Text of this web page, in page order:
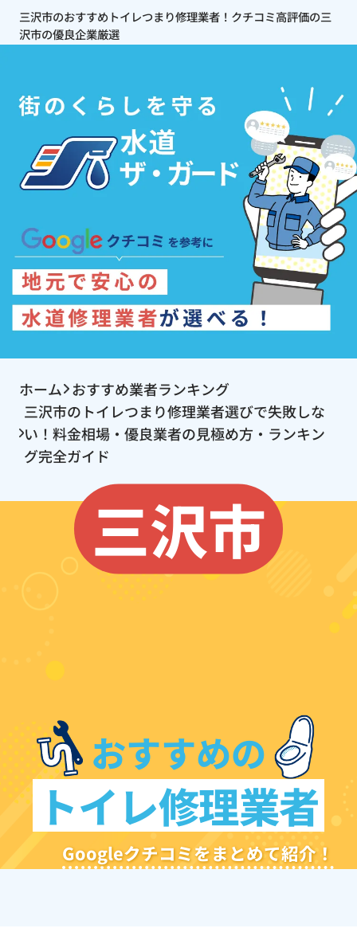
三沢市のおすすめトイレつまり修理業者！クチコミ高評価の三
沢市の優良企業厳選
ホーム おすすめ業者ランキング
三沢市のトイレつまり修理業者選びで失敗しな
い！料金相場・優良業者の見極め方・ランキン
グ完全ガイド
三沢市
おすすめの
トイレ修理業者
Googleクチコミをまとめて紹介！